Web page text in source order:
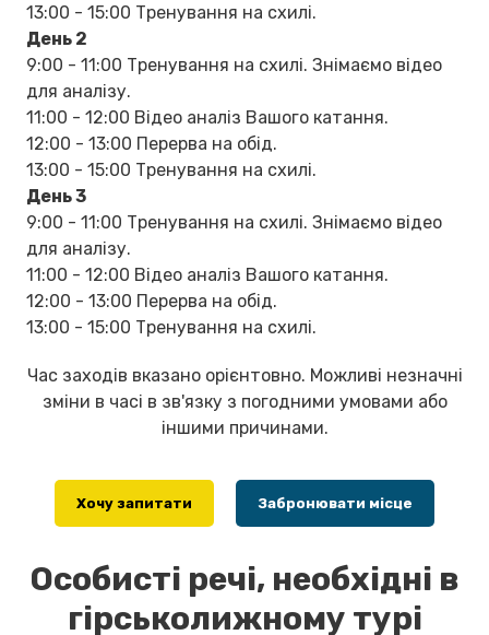
13:00 - 15:00 Тренування на схилі.
День 2
9:00 - 11:00 Тренування на схилі. Знімаємо відео
для аналізу.
11:00 - 12:00 Відео аналіз Вашого катання.
12:00 - 13:00 Перерва на обід.
13:00 - 15:00 Тренування на схилі.
День 3
9:00 - 11:00 Тренування на схилі. Знімаємо відео
для аналізу.
11:00 - 12:00 Відео аналіз Вашого катання.
12:00 - 13:00 Перерва на обід.
13:00 - 15:00 Тренування на схилі.
Час заходів вказано орієнтовно. Можливі незначні
зміни в часі в зв'язку з погодними умовами або
іншими причинами.
Хочу запитати Забронювати місце
Особисті речі, необхідні в
гірськолижному турі